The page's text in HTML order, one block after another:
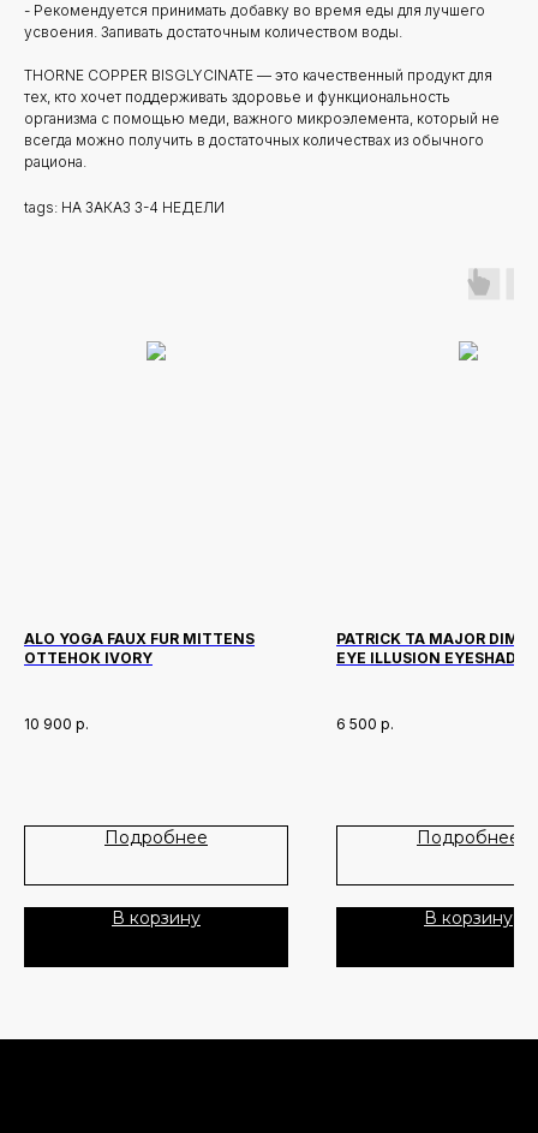
- Рекомендуется принимать добавку во время еды для лучшего
усвоения. Запивать достаточным количеством воды.
THORNE COPPER BISGLYCINATE — это качественный продукт для
тех, кто хочет поддерживать здоровье и функциональность
организма с помощью меди, важного микроэлемента, который не
всегда можно получить в достаточных количествах из обычного
рациона.
tags: НА ЗАКАЗ 3-4 НЕДЕЛИ
ALO YOGA FAUX FUR MITTENS
ОТТЕНОК IVORY
10 900 р.
Подробнее
В корзину
PATRICK TA MAJOR
EYE ILLUSION
6 500 р.
Подробнее
В корзину
Политика Конфиденциальности
Пользовательское Соглашение
Скидки